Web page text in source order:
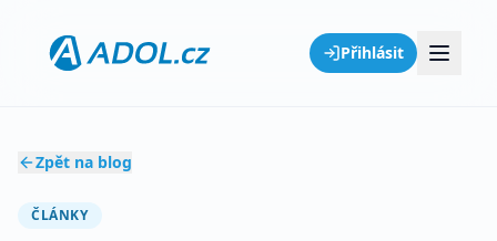
Přihlásit
Zpět na blog
ČLÁNKY